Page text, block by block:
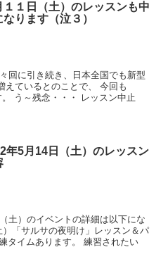
１１日（土）のレッスンも中
なります（泣３）
回に引き続き、日本全国でも新型
えているとのことで、 今回も
う～残念・・・ レッスン中止
年5月14日（土）のレッスン
土）のイベントの詳細は以下にな
「サルサの夜明け」レッスン＆パ
イムあります。 練習されたい